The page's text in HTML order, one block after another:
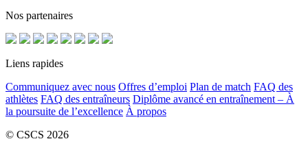
Nos partenaires
Liens rapides
Communiquez avec nous Offres d’emploi Plan de match FAQ des
athlètes FAQ des entraîneurs Diplôme avancé en entraînement – À
la poursuite de l’excellence À propos
© CSCS 2026